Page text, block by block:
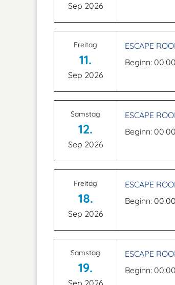
Sep 2026
Freitag
11.
Sep 2026
ESCAPE
Beginn:
Samstag
12.
Sep 2026
ESCAPE
Beginn:
Freitag
18.
Sep 2026
ESCAPE
Beginn:
Samstag
19.
Sep 2026
ESCAPE
Beginn: